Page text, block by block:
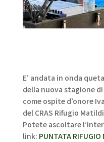
E’ andata in onda
della nuova stagione
come ospite d’onore
del CRAS Rifugio
Potete ascoltare
link: PUNTATA RIFUGIO